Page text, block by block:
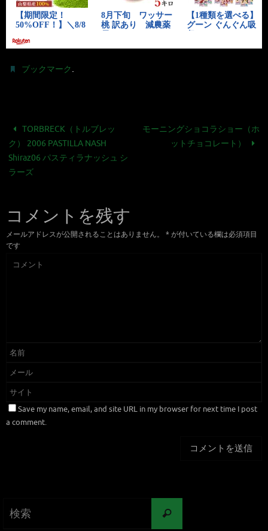
ブックマーク.
TORBRECK（トルブレッ
ク） 2006 PASTILLA NASH
Shiraz06 パスティラナッシュ シ
ラーズ
モーニングショコラショー（ホ
ットチョコレート）
コメントを残す
メールアドレスが公開されることはありません。 * が付いている欄は必須項目
です
Save my name, email, and site URL in my browser for next time I post
a comment.